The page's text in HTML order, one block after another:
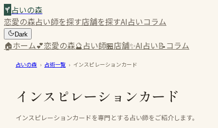
占いの森
恋愛の森占い師を探す店舗を探すAI占いコラム
Dark
🏠ホーム💕恋愛の森🔮占い師🏪店舗✨AI占い📝コラム
占いの森 › 占術一覧 › インスピレーションカード
インスピレーションカード
インスピレーションカードを専門とする占い師をご紹介します。